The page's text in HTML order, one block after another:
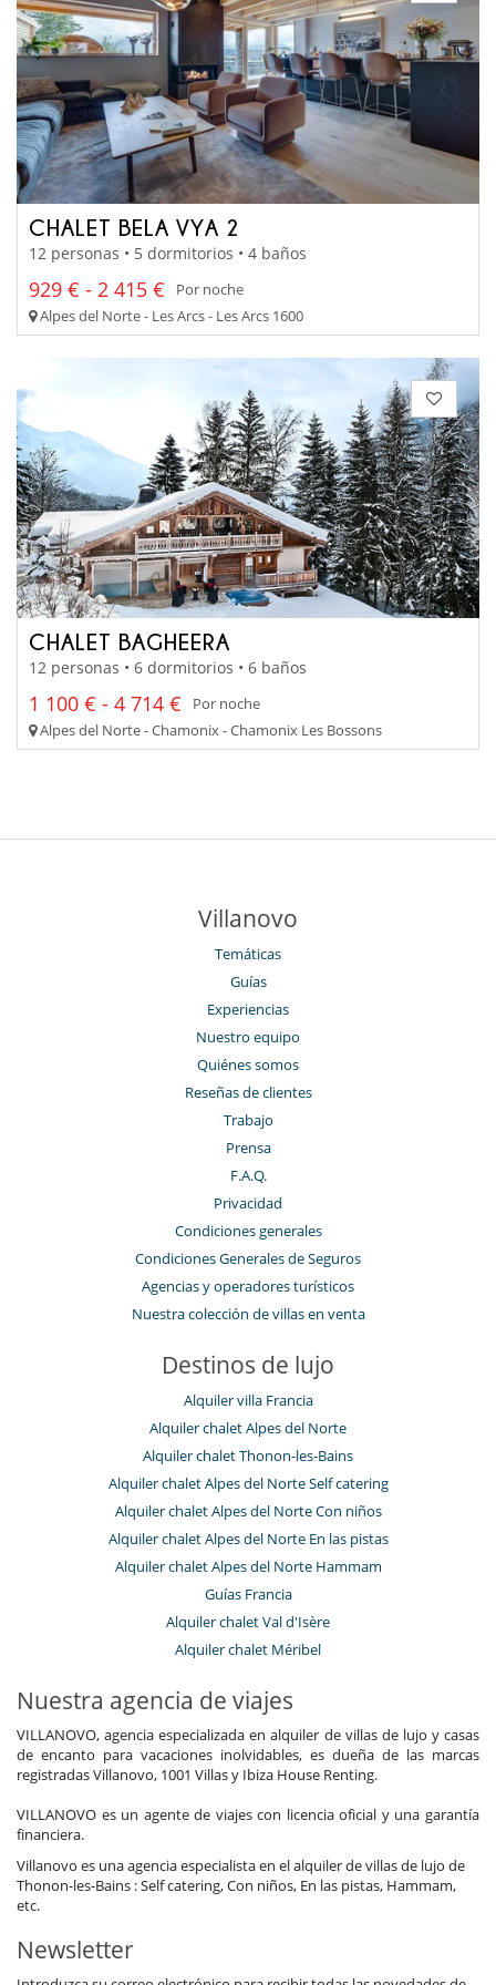
CHALET BELA VYA 2
12 personas • 5 dormitorios • 4 baños
929 € - 2 415 €
Por noche
Alpes del Norte - Les Arcs - Les Arcs 1600
CHALET BAGHEERA
12 personas • 6 dormitorios • 6 baños
1 100 € - 4 714 €
Por noche
Alpes del Norte - Chamonix - Chamonix Les Bossons
Villanovo
Temáticas
Guías
Experiencias
Nuestro equipo
Quiénes somos
Reseñas de clientes
Trabajo
Prensa
F.A.Q.
Privacidad
Condiciones generales
Condiciones Generales de Seguros
Agencias y operadores turísticos
Nuestra colección de villas en venta
Destinos de lujo
Alquiler villa Francia
Alquiler chalet Alpes del Norte
Alquiler chalet Thonon-les-Bains
Alquiler chalet Alpes del Norte Self catering
Alquiler chalet Alpes del Norte Con niños
Alquiler chalet Alpes del Norte En las pistas
Alquiler chalet Alpes del Norte Hammam
Guías Francia
Alquiler chalet Val d'Isère
Alquiler chalet Méribel
Nuestra agencia de viajes
VILLANOVO, agencia especializada en alquiler de villas de lujo y casas
de encanto para vacaciones inolvidables, es dueña de las marcas
registradas Villanovo, 1001 Villas y Ibiza House Renting.
VILLANOVO es un agente de viajes con licencia oficial y una garantía
financiera.
Villanovo es una agencia especialista en el alquiler de villas de lujo de
Thonon-les-Bains : Self catering, Con niños, En las pistas, Hammam,
etc.
Newsletter